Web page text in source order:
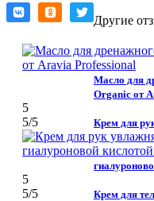
Другие
Масло для
Organic от
5
5/5 Крем для
5
5/5 Крем для